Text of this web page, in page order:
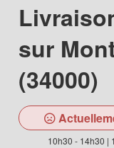
sur
(34000)
10h30 - 14h30 |